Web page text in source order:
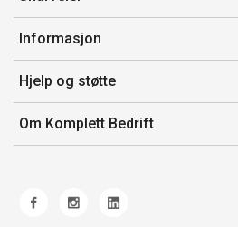
Min side
Ordreoversikt
Mine produkter
Informasjon
Salgsbetingelser
Avtalevilkår for Komplett Bedrift Pluss
Produsenter
Hjelp og støtte
Kontakt oss
Retur
Ofte stilte spørsmål
Om Komplett Bedrift